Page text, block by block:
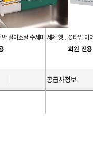
싱크대 선반 길이조절 수세미 세제 행주 걸이 거치대
회원 전용
공급사정보